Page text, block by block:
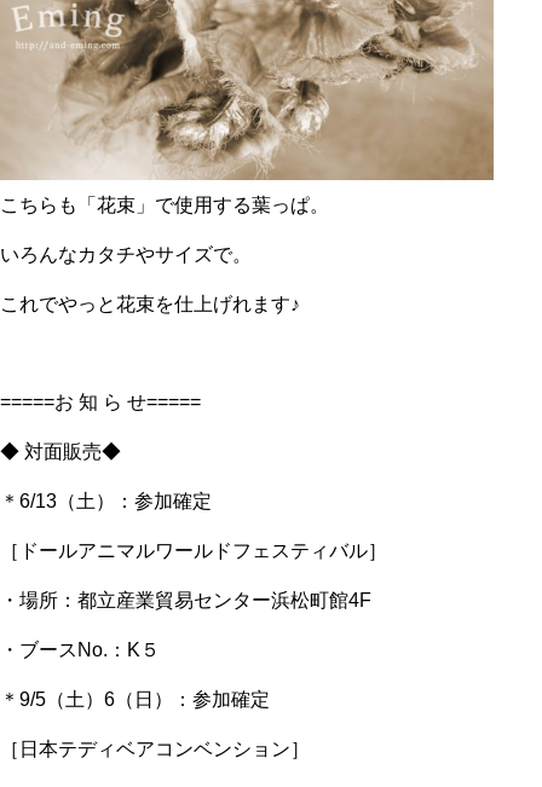
こちらも「花束」で使用する葉っぱ。
いろんなカタチやサイズで。
これでやっと花束を仕上げれます♪
=====お 知 ら せ=====
◆ 対面販売◆
＊6/13（土）：参加確定
［ドールアニマルワールドフェスティバル］
・場所：都立産業貿易センター浜松町館4F
・ブースNo.：K５
＊9/5（土）6（日）：参加確定
［日本テディベアコンベンション］